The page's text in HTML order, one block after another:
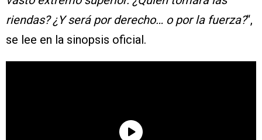
riendas? ¿Y será por derecho… o por la fuerza?“,
se lee en la sinopsis oficial.